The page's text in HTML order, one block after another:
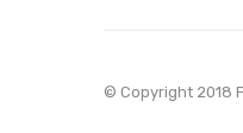
© Copyright 2018